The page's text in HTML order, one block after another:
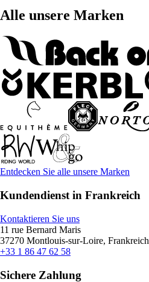
Alle unsere Marken
Entdecken Sie alle unsere Marken
Kundendienst in Frankreich
Kontaktieren Sie uns
11 rue Bernard Maris
37270 Montlouis-sur-Loire, Frankreich
+33 1 86 47 62 58
Sichere Zahlung